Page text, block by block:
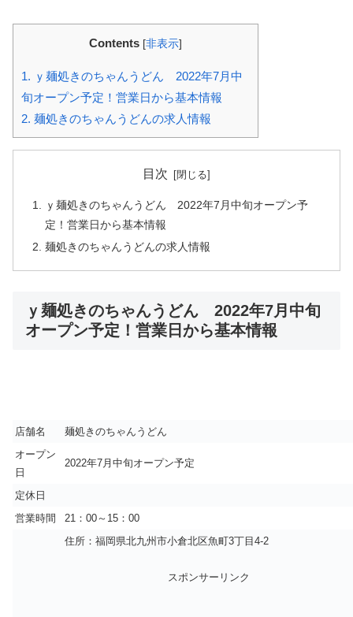
Contents [非表示]
1. ｙ麺処きのちゃんうどん 2022年7月中
旬オープン予定！営業日から基本情報
2. 麺処きのちゃんうどんの求人情報
目次
ｙ麺処きのちゃんうどん 2022年7月中旬オープン予
定！営業日から基本情報
麺処きのちゃんうどんの求人情報
ｙ麺処きのちゃんうどん 2022年7月中旬
オープン予定！営業日から基本情報
店舗名
麺処きのちゃんうどん
オープン
日
2022年7月中旬オープン予定
定休日
営業時間
21：00～15：00
住所：福岡県北九州市小倉北区魚町3丁目4-2
スポンサーリンク